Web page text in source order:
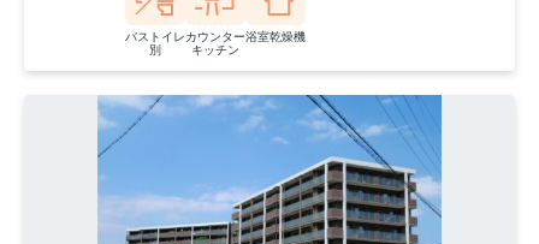
バストイレ
別
カウンター
キッチン
浴室乾燥機